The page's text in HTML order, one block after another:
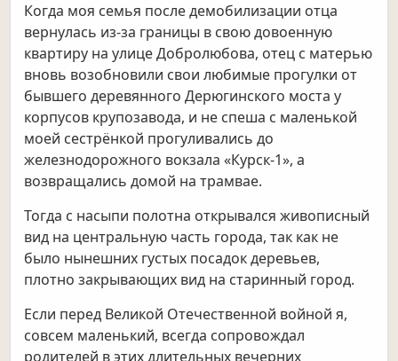
Когда моя семья после демобилизации отца
вернулась из-за границы в свою довоенную
квартиру на улице Добролюбова, отец с матерью
вновь возобновили свои любимые прогулки от
бывшего деревянного Дерюгинского моста у
корпусов крупозавода, и не спеша с маленькой
моей сестрёнкой прогуливались до
железнодорожного вокзала «Курск-1», а
возвращались домой на трамвае.
Тогда с насыпи полотна открывался живописный
вид на центральную часть города, так как не
было нынешних густых посадок деревьев,
плотно закрывающих вид на старинный город.
Если перед Великой Отечественной войной я,
совсем маленький, всегда сопровождал
родителей в этих длительных вечерних